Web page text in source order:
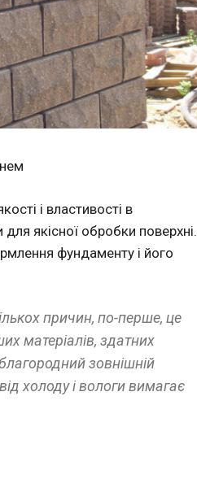
і властивості в
якісної обробки поверхні.
фундаменту і його
причин, по-перше, це
матеріалів, здатних
зовнішній
холоду і вологи вимагає